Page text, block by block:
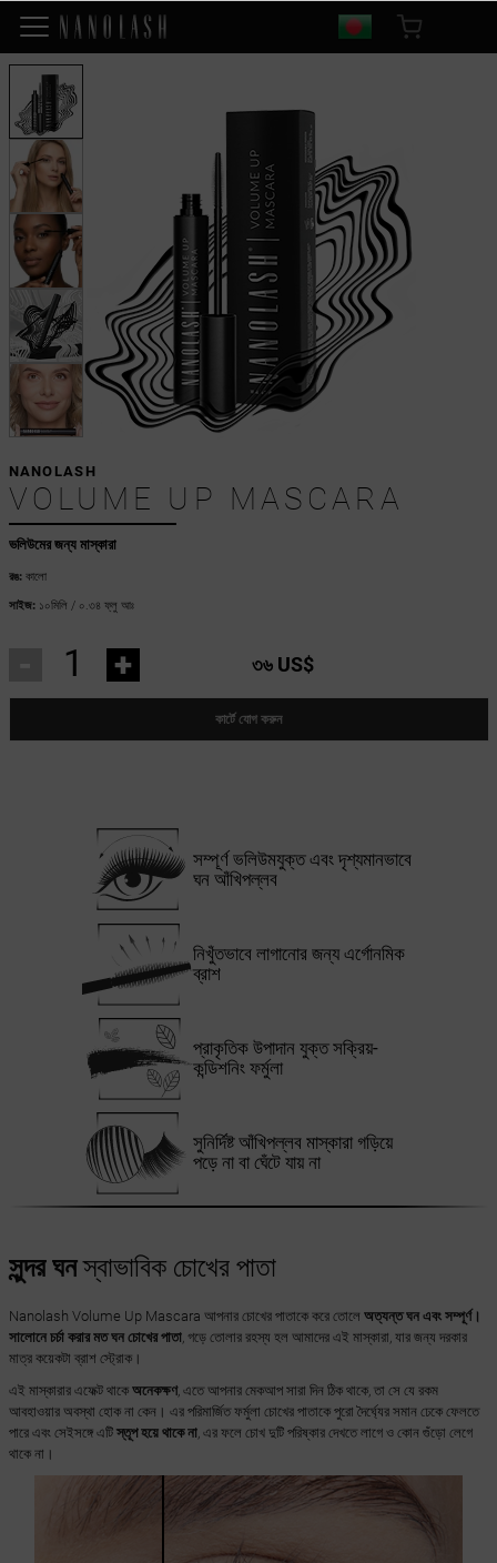
ভলিউমের জন্য মাস্কারা
NANOLASH
VOLUME UP MASCARA
রঙ: কালো
সাইজ: ১০মিলি / ০.৩৪ ফ্লু আঃ
+ ৩৬ US$
কার্টে যোগ করুন
সম্পূর্ণ ভলিউমযুক্ত এবং দৃশ্যমানভাবে
ঘন আঁখিপল্লব
নিখুঁতভাবে লাগানোর জন্য এর্গোনমিক
ব্রাশ
প্রাকৃতিক উপাদান যুক্ত সক্রিয়-
কন্ডিশনিং ফর্মুলা
সুনির্দিষ্ট আঁখিপল্লব মাস্কারা গড়িয়ে
পড়ে না বা ঘেঁটে যায় না
সুন্দর ঘনস্বাভাবিক চোখের পাতা
Nanolash Volume Up Mascara আপনার চোখের পাতাকে করে তোলে অত্যন্ত ঘন এবং সম্পূর্ণ।
সালোনে চর্চা করার মত ঘন চোখের পাতা, গড়ে তোলার রহস্য হল আমাদের এই মাস্কারা, যার জন্য দরকার
মাত্র কয়েকটা ব্রাশ স্ট্রোক।
এই মাস্কারার এফেক্ট থাকে অনেকক্ষণ, এতে আপনার মেকআপ সারা দিন ঠিক থাকে, তা সে যে রকম
আবহাওয়ার অবস্থা হোক না কেন। এর পরিমার্জিত ফর্মুলা চোখের পাতাকে পুরো দৈর্ঘ্যের সমান ঢেকে ফেলতে
পারে এবং সেইসঙ্গে এটি স্তূপ হয়ে থাকে না, এর ফলে চোখ দুটি পরিষ্কার দেখতে লাগে ও কোন গুঁড়ো লেগে
থাকে না।